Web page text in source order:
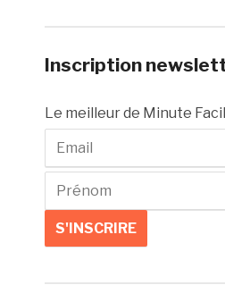
Inscription
Le meilleur de Minute